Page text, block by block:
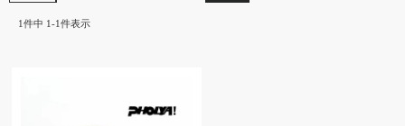
1件中 1-1件表示